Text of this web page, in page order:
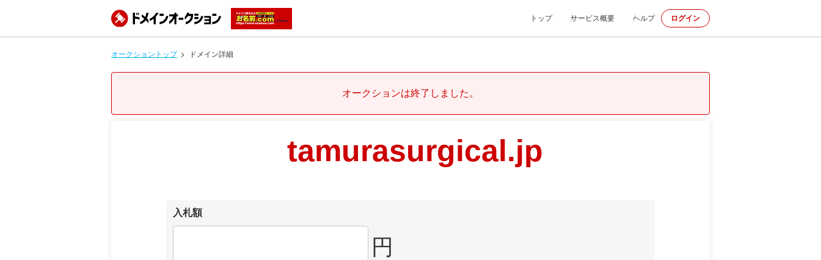
トップ サービス概要 ヘルプ ログイン
オークショントップ ドメイン詳細
オークションは終了しました。
tamurasurgical.jp
入札額
円